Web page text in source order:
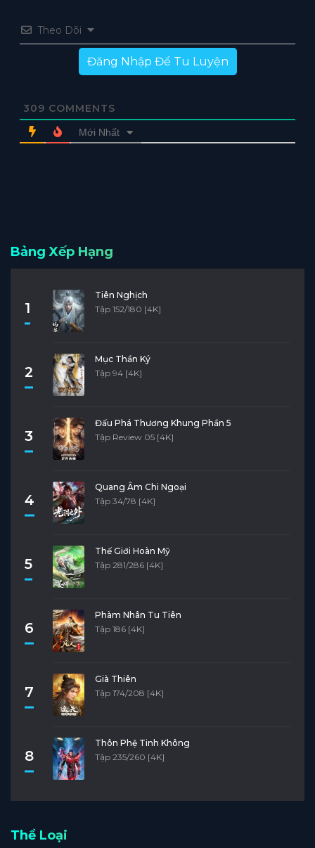
Theo Dõi
Đăng Nhập Để Tu Luyện
309 COMMENTS
Mới Nhất
Bảng Xếp Hạng
1
Tiên Nghịch
Tập 152/180 [4K]
2
Mục Thần Ký
Tập 94 [4K]
3
Đấu Phá Thương Khung Phần 5
Tập Review 05 [4K]
4
Quang Âm Chi Ngoại
Tập 34/78 [4K]
5
Thế Giới Hoàn Mỹ
Tập 281/286 [4K]
6
Phàm Nhân Tu Tiên
Tập 186 [4K]
7
Già Thiên
Tập 174/208 [4K]
8
Thôn Phệ Tinh Không
Tập 235/260 [4K]
Thể Loại